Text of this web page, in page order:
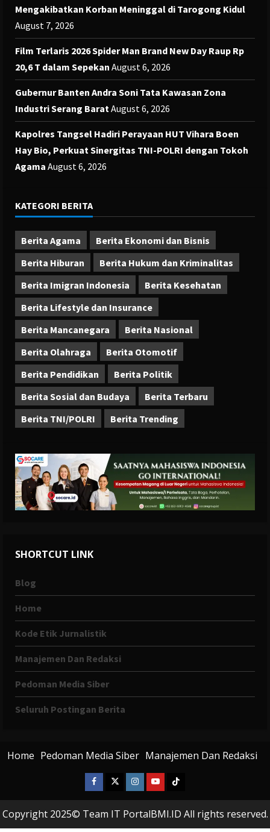
Mengakibatkan Korban Meninggal di Tarogong Kidul
August 7, 2026
Film Terlaris 2026 Spider Man Brand New Day Raup Rp
20,6 T dalam Sepekan August 6, 2026
Gubernur Banten Andra Soni Tata Kawasan Zona
Industri Serang BaratAugust 6, 2026
Kapolres Tangsel Hadiri Perayaan HUT Vihara Boen
Hay Bio, Perkuat Sinergitas TNI-POLRI dengan Tokoh
Agama August 6, 2026
KATEGORI BERITA
Berita Agama
Berita Ekonomi dan Bisnis
Berita Hiburan
Berita Hukum dan Kriminalitas
Berita Imigran Indonesia
Berita Kesehatan
Berita Lifestyle dan Insurance
Berita Mancanegara
Berita Nasional
Berita Olahraga
Berita Otomotif
Berita Pendidikan
Berita Politik
Berita Sosial dan Budaya
Berita Terbaru
Berita TNI/POLRI
Berita Trending
SHORTCUT LINK
Blog
Home
Kode Etik Jurnalistik
Manajemen Dan Redaksi
Pedoman Media Siber
Seluruh Postingan Berita
Home Pedoman Media Siber Manajemen Dan Redaksi
Facebook
X
Instagram
YoutubeTiktok
Copyright 2025© Team IT PortalBMI.ID All rights reserved.